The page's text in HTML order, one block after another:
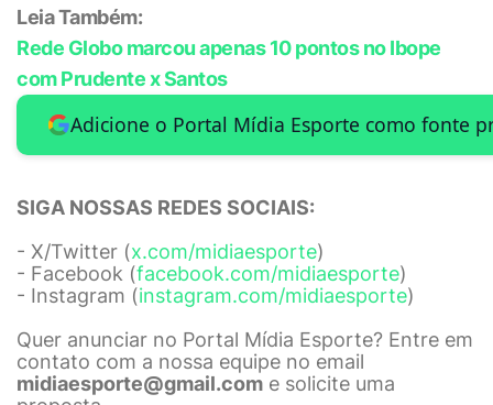
Leia Também:
Rede Globo marcou apenas 10 pontos no Ibope
com Prudente x Santos
Adicione o Portal Mídia Esporte como fonte
SIGA NOSSAS REDES SOCIAIS:
- X/Twitter (x.com/midiaesporte)
- Facebook (facebook.com/midiaesporte)
- Instagram (instagram.com/midiaesporte)
Quer anunciar no Portal Mídia Esporte? Entre em
contato com a nossa equipe no email
midiaesporte@gmail.com e solicite uma